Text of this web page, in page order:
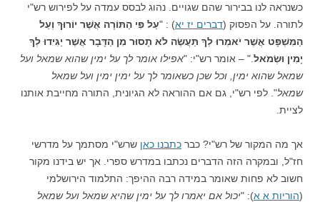
כשנראה לנו בבירור שהם שגויים. נהוג לבסס עמדה על לפירוש רש"י
לתורה. על הפסוק (דברים יז יא) : "עַל פִּי הַתּוֹרָה אֲשֶׁר יוֹרוּךָ וְעַל
הַמִּשְׁפָּט אֲשֶׁר יֹאמְרוּ לְךָ תַּעֲשֶׂה לֹא תָסוּר מִן הַדָּבָר אֲשֶׁר יַגִּידוּ לְךָ
יָמִין וּשְׂמֹאל ." – אומר רש"י: "אפילו אומר לך על ימין שהוא שמאל ועל
שמאל שהוא ימין, וכל שכן כשאומר לך על ימין ימין ועל שמאל
שמאל". לפי רש"י, גם אם ההוראה לא הגיונית, התורה מחייבת אותנו
לציית.
אך מה המקור של רש"י? כבר כתבנו כאן שרש"י מסתמך על מדרשי
חז"ל, ובמקרה הזה הדברים נכתבו במדרש ספרי. אך יש בידנו מקור
חשוב לא פחות שאומר במידה רבה ההיפך: התלמוד הירושלמי
(הוריות א א): "יכול אם יאמרו לך על ימין שהיא שמאל ועל שמאל